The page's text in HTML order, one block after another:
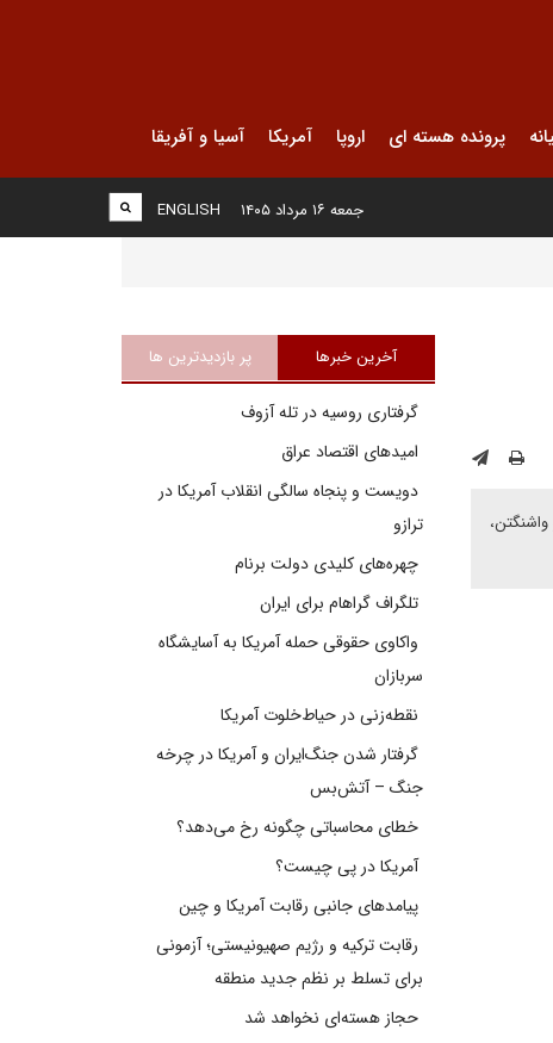
پرونده هسته ای اروپا آمریکا آسیا و آفریقا
ENGLISH جمعه ۱۶ مرداد ۱۴۰۵
آخرین خبرها پر بازدیدترین ها
گرفتاری روسیه در تله آزوف
امیدهای اقتصاد عراق
دویست و پنجاه سالگی انقلاب آمریکا در
ترازو
چهره‌های کلیدی دولت برنام
تلگراف گراهام برای ایران
واکاوی حقوقی حمله آمریکا به آسایشگاه
سربازان
نقطه‌زنی در حیاط‌خلوت آمریکا
گرفتار شدن جنگ‌ایران و آمریکا در چرخه
جنگ – آتش‌بس
خطای محاسباتی چگونه رخ می‌دهد؟
آمریکا در پی چیست؟
پیامدهای جانبی رقابت آمریکا و چین
رقابت ترکیه و رژیم صهیونیستی؛ آزمونی
برای تسلط بر نظم جدید منطقه
حجاز هسته‌ای نخواهد شد